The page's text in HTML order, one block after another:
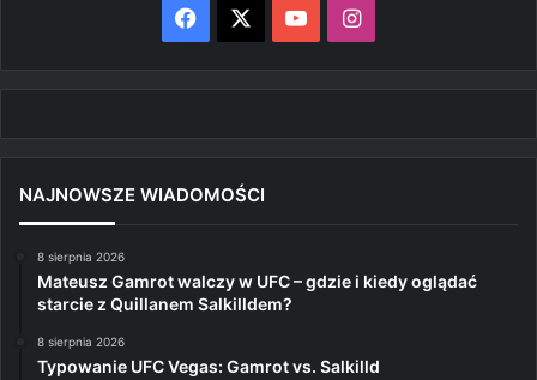
Facebook YouTubeInstagram
NAJNOWSZE WIADOMOŚCI
8 sierpnia 2026
Mateusz Gamrot walczy w UFC – gdzie i kiedy oglądać
starcie z Quillanem Salkilldem?
8 sierpnia 2026
Typowanie UFC Vegas: Gamrot vs. Salkilld